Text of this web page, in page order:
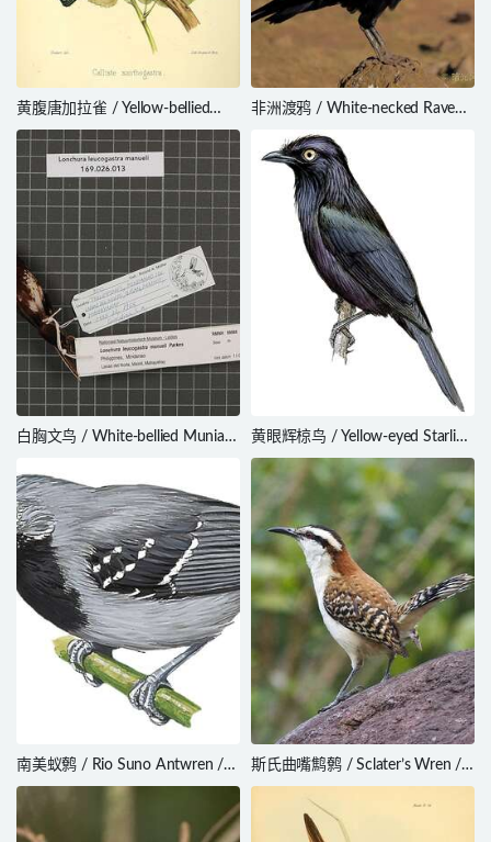
黄腹唐加拉雀 / Yellow-bellied
Tanager / Ixothraupis
xanthogastra
非洲渡鸦 / White-necked Raven /
白胸文鸟 / White-bellied Munia /
黄眼辉椋鸟 / Yellow-eyed Starling
/ Aplonis mystacea
南美蚁鹩 / Rio Suno Antwren /
Myrmotherula sunensis
斯氏曲嘴鹪鹩 / Sclater’s Wren /
Campylorhynchus humilis